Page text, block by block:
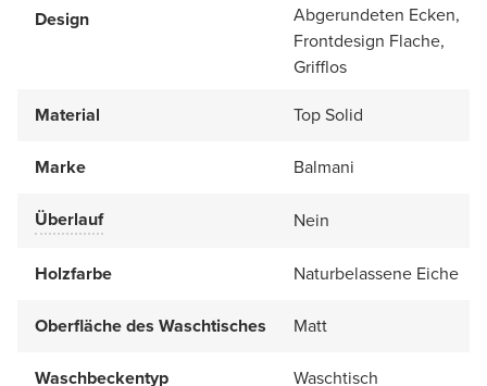
Design
Abgerundeten Ecken,
Frontdesign Flache,
Grifflos
Material
Top Solid
Marke Balmani
Überlauf Nein
Holzfarbe Naturbelassene Eiche
Oberfläche des Waschtisches Matt
Waschbeckentyp Waschtisch